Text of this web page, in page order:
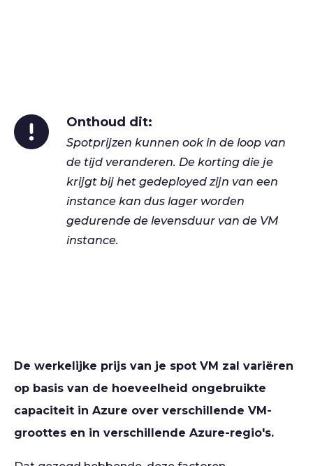
Onthoud dit:
Spotprijzen kunnen ook in de loop van
de tijd veranderen. De korting die je
krijgt bij het gedeployed zijn van een
instance kan dus lager worden
gedurende de levensduur van de VM
instance.
De werkelijke prijs van je spot VM zal variëren
op basis van de hoeveelheid ongebruikte
capaciteit in Azure over verschillende VM-
groottes en in verschillende Azure-regio's.